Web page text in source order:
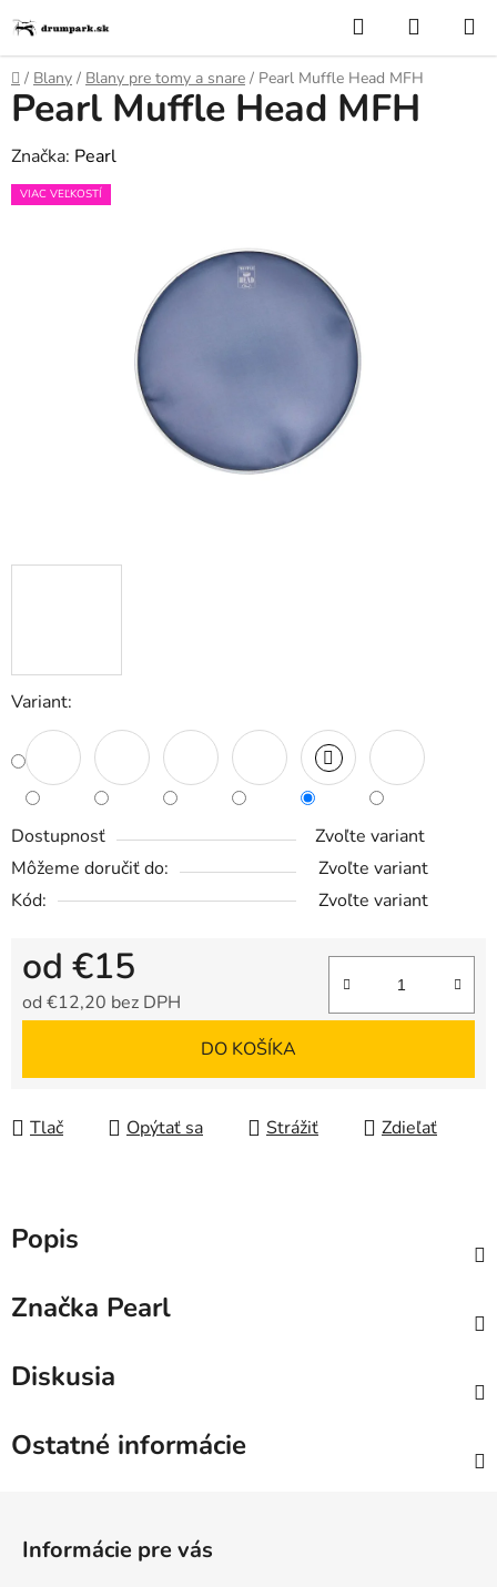
na
obsah
Hľadať
KOŠÍK
Domov
/ Blany / Blany pre tomy a snare / Pearl Muffle Head MFH
Variant:
Dostupnosť
Zvoľte variant
Môžeme doručiť do:
Zvoľte variant
Kód:
Zvoľte variant
od €15
od €12,20 bez DPH
DO KOŠÍKA
Tlač Opýtať sa Strážiť Zdieľať
Pearl Muffle Head MFH
Značka: Pearl
VIAC VEĽKOSTÍ
Popis
Značka Pearl
Diskusia
Ostatné informácie
Informácie pre vás